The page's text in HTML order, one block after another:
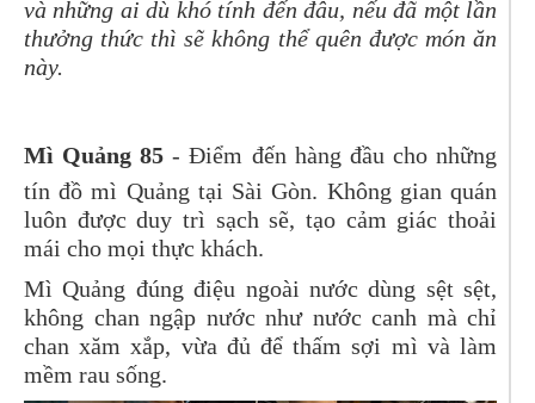
và những ai dù khó tính đến đâu, nếu đã một lần
thưởng thức thì sẽ không thể quên được món ăn
này.
Mì Quảng 85 - Điểm đến hàng đầu cho những
tín đồ mì Quảng tại Sài Gòn. Không gian quán
luôn được duy trì sạch sẽ, tạo cảm giác thoải
mái cho mọi thực khách.
Mì Quảng đúng điệu ngoài nước dùng sệt sệt,
không chan ngập nước như nước canh mà chỉ
chan xăm xắp, vừa đủ để thấm sợi mì và làm
mềm rau sống.